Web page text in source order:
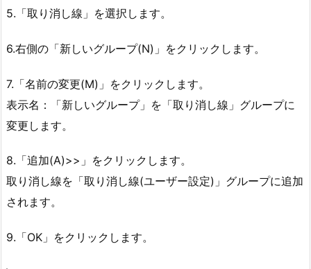
5.「取り消し線」を選択します。
6.右側の「新しいグループ(N)」をクリックします。
7.「名前の変更(M)」をクリックします。
表示名：「新しいグループ」を「取り消し線」グループに
変更します。
8.「追加(A)>>」をクリックします。
取り消し線を「取り消し線(ユーザー設定)」グループに追加
されます。
9.「OK」をクリックします。